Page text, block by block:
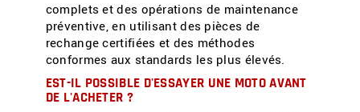
complets et des opérations de maintenance
préventive, en utilisant des pièces de
rechange certifiées et des méthodes
conformes aux standards les plus élevés.
EST-IL POSSIBLE D'ESSAYER UNE MOTO AVANT
DE L'ACHETER ?